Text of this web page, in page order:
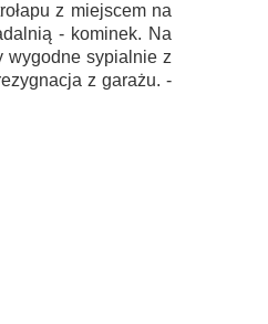
z miejscem na
- kominek. Na
wygodne sypialnie z
z garażu. -